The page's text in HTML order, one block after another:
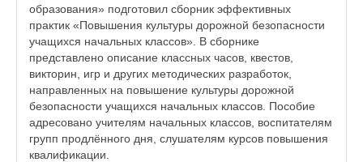
образования» подготовил сборник эффективных
практик «Повышения культуры дорожной безопасности
учащихся начальных классов». В сборнике
представлено описание классных часов, квестов,
викторин, игр и других методических разработок,
направленных на повышение культуры дорожной
безопасности учащихся начальных классов. Пособие
адресовано учителям начальных классов, воспитателям
групп продлённого дня, слушателям курсов повышения
квалификации.